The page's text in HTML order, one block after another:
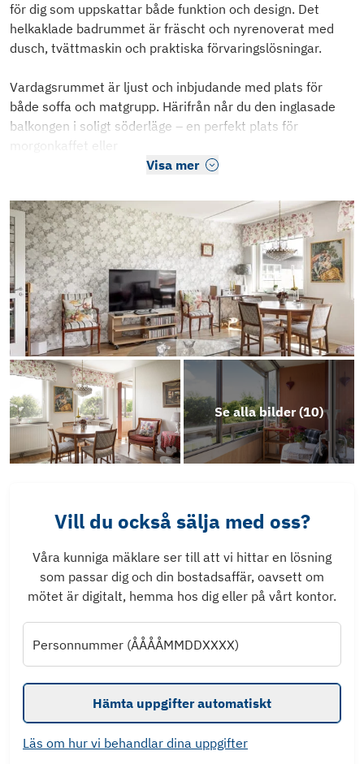
för dig som uppskattar både funktion och design. Det
helkaklade badrummet är fräscht och nyrenoverat med
dusch, tvättmaskin och praktiska förvaringslösningar.
Vardagsrummet är ljust och inbjudande med plats för
både soffa och matgrupp. Härifrån når du den inglasade
balkongen i soligt söderläge – en perfekt plats för
morgonkaffet eller
Visa mer
Se alla bilder (10)
Vill du också sälja med oss?
Våra kunniga mäklare ser till att vi hittar en lösning
som passar dig och din bostadsaffär, oavsett om
mötet är digitalt, hemma hos dig eller på vårt kontor.
Personnummer (ÅÅÅÅMMDDXXXX)
Hämta uppgifter automatiskt
Läs om hur vi behandlar dina uppgifter